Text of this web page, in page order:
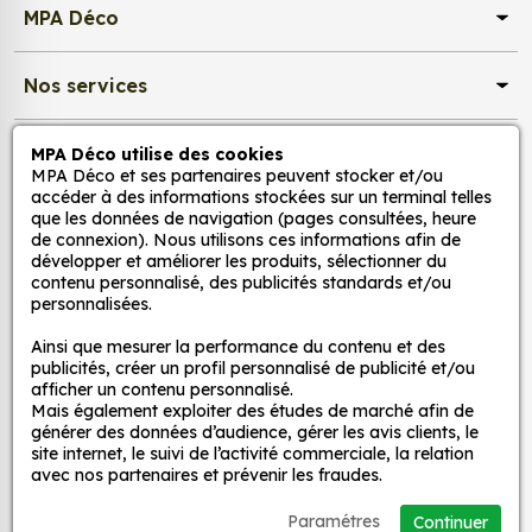
peuvent également être utilisés pour décorer
utilisés pour ajouter une touche d'originalité à
la cuisine. Ils peuvent être utilisés pour décorer
les murs, les appareils électroménagers ou les
accessoires de cuisine.
Pour la salle de bain : nos stickers peuvent être
utilisés pour créer une ambiance zen et
relaxante dans la salle de bain. Ils peuvent
être utilisés pour décorer les murs, les miroirs ou
Pour le salon : nos stickers peuvent être utilisés
pour créer une ambiance chaleureuse et
accueillante dans le salon. Ils peuvent être
utilisés pour décorer les murs, les meubles ou
les accessoires de salon.
MPA Déco
Nos services
Nos sites
Mon Compte
Aide
A propos
Facebook
© 1998-2026 MPA Déco
MPA Déco utilise des cookies
MPA Déco et ses partenaires peuvent stocker et/ou
accéder à des informations stockées sur un terminal telles
que les données de navigation (pages consultées, heure
de connexion). Nous utilisons ces informations afin de
développer et améliorer les produits, sélectionner du
contenu personnalisé, des publicités standards et/ou
personnalisées.
Ainsi que mesurer la performance du contenu et des
publicités, créer un profil personnalisé de publicité et/ou
afficher un contenu personnalisé.
Mais également exploiter des études de marché afin de
générer des données d’audience, gérer les avis clients, le
site internet, le suivi de l’activité commerciale, la relation
avec nos partenaires et prévenir les fraudes.
Continuer
Paramétres